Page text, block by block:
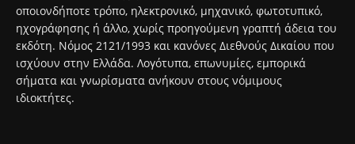
οποιονδήποτε τρόπο, ηλεκτρονικό, μηχανικό, φωτοτυπικό,
ηχογράφησης ή άλλο, χωρίς προηγούμενη γραπτή άδεια του
εκδότη. Νόμος 2121/1993 και κανόνες Διεθνούς Δικαίου που
ισχύουν στην Ελλάδα. Λογότυπα, επωνυμίες, εμπορικά
σήματα και γνωρίσματα ανήκουν στους νόμιμους
ιδιοκτήτες.